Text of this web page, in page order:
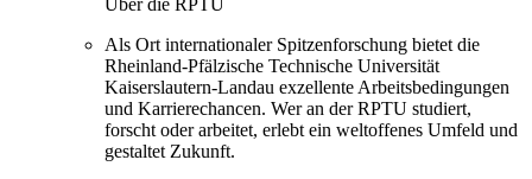
Als Ort internationaler Spitzenforschung bietet die
Rheinland-Pfälzische Technische Universität
Kaiserslautern-Landau exzellente Arbeitsbedingungen
und Karrierechancen. Wer an der RPTU studiert,
forscht oder arbeitet, erlebt ein weltoffenes Umfeld und
gestaltet Zukunft.